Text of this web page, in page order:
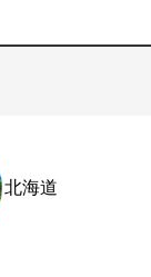
北海道